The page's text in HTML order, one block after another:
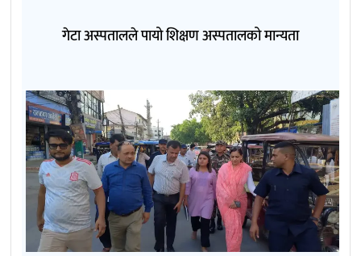
गेटा अस्पतालले पायो शिक्षण अस्पतालको मान्यता